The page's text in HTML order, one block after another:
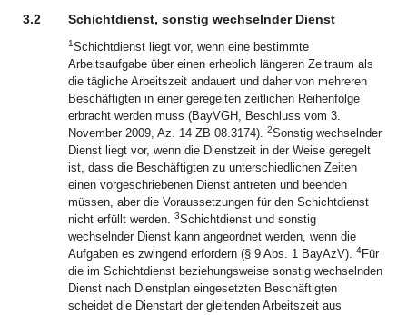
3.2 Schichtdienst, sonstig wechselnder Dienst
1Schichtdienst liegt vor, wenn eine bestimmte
Arbeitsaufgabe über einen erheblich längeren Zeitraum als
die tägliche Arbeitszeit andauert und daher von mehreren
Beschäftigten in einer geregelten zeitlichen Reihenfolge
erbracht werden muss (BayVGH, Beschluss vom 3.
November 2009, Az. 14 ZB 08.3174). 2Sonstig wechselnder
Dienst liegt vor, wenn die Dienstzeit in der Weise geregelt
ist, dass die Beschäftigten zu unterschiedlichen Zeiten
einen vorgeschriebenen Dienst antreten und beenden
müssen, aber die Voraussetzungen für den Schichtdienst
nicht erfüllt werden. 3Schichtdienst und sonstig
wechselnder Dienst kann angeordnet werden, wenn die
Aufgaben es zwingend erfordern (§ 9 Abs. 1 BayAzV). 4Für
die im Schichtdienst beziehungsweise sonstig wechselnden
Dienst nach Dienstplan eingesetzten Beschäftigten
scheidet die Dienstart der gleitenden Arbeitszeit aus